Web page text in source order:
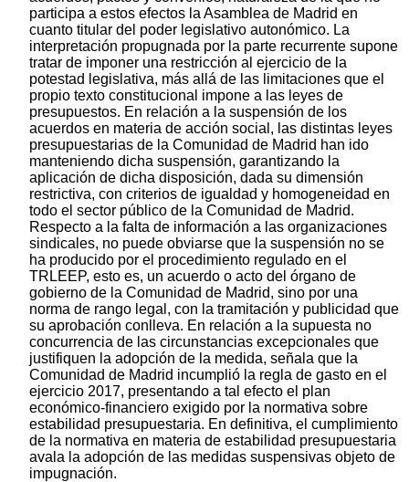
participa a estos efectos la Asamblea de Madrid en
cuanto titular del poder legislativo autonómico. La
interpretación propugnada por la parte recurrente supone
tratar de imponer una restricción al ejercicio de la
potestad legislativa, más allá de las limitaciones que el
propio texto constitucional impone a las leyes de
presupuestos. En relación a la suspensión de los
acuerdos en materia de acción social, las distintas leyes
presupuestarias de la Comunidad de Madrid han ido
manteniendo dicha suspensión, garantizando la
aplicación de dicha disposición, dada su dimensión
restrictiva, con criterios de igualdad y homogeneidad en
todo el sector público de la Comunidad de Madrid.
Respecto a la falta de información a las organizaciones
sindicales, no puede obviarse que la suspensión no se
ha producido por el procedimiento regulado en el
TRLEEP, esto es, un acuerdo o acto del órgano de
gobierno de la Comunidad de Madrid, sino por una
norma de rango legal, con la tramitación y publicidad que
su aprobación conlleva. En relación a la supuesta no
concurrencia de las circunstancias excepcionales que
justifiquen la adopción de la medida, señala que la
Comunidad de Madrid incumplió la regla de gasto en el
ejercicio 2017, presentando a tal efecto el plan
económico-financiero exigido por la normativa sobre
estabilidad presupuestaria. En definitiva, el cumplimiento
de la normativa en materia de estabilidad presupuestaria
avala la adopción de las medidas suspensivas objeto de
impugnación.